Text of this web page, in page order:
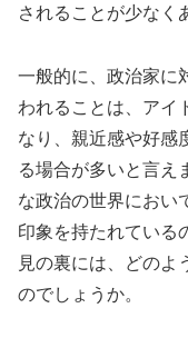
されることが少なく
一般的に、政治家に
われることは、アイ
なり、親近感や好感
る場合が多いと言え
な政治の世界におい
印象を持たれている
見の裏には、どのよ
のでしょうか。